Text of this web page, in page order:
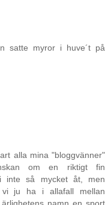
satte myror i huve´t på
alla mina "bloggvänner"
om en riktigt fin
inte så mycket åt, men
vi ju ha i allafall mellan
namn en sport